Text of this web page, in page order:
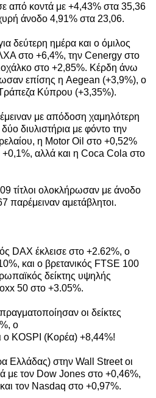
κοντά με +4,43% στα 35,36
άνοδο 4,91% στα 23,06.
δεύτερη ημέρα και ο όμιλος
στο +6,4%, την Cenergy στο
στο +2,85%. Κέρδη άνω
επίσης η Aegean (+3,9%), ο
Κύπρου (+3,35%).
με απόδοση χαμηλότερη
διυλιστήρια με φόντο την
η Motor Oil στο +0,52%
αλλά και η Coca Cola στο
τίτλοι ολοκλήρωσαν με άνοδο
παρέμειναν αμετάβλητοι.
DAX έκλεισε στο +2.62%, ο
και ο βρετανικός FTSE 100
δείκτης υψηλής
50 στο +3.05%.
οι δείκτες
ο
ο KOSPI (Κορέα) +8,44%!
Ελλάδας) στην Wall Street οι
με τον Dow Jones στο +0,46%,
τον Nasdaq στο +0,97%.